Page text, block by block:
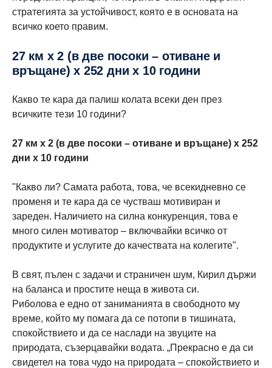
стратегията за устойчивост, която е в основата на
всичко което правим.
27 км х 2 (в две посоки – отиване и
връщане) х 252 дни х 10 години
Какво те кара да палиш колата всеки ден през
всичките тези 10 години?
27 км х 2 (в две посоки – отиване и връщaне) х 252
дни х 10 години
"Какво ли? Самата работа, това, че всекидневно се
променя и те кара да се чустваш мотивиран и
зареден. Наличието на силна конкуренция, това е
много силен мотиватор – включвайки всичко от
продуктите и услугите до качествата на колегите".
В свят, пълен с задачи и страничен шум, Кирил държи
на баланса и простите неща в живота си.
Риболова е едно от заниманията в свободното му
време, който му помага да се потопи в тишината,
спокойствието и да се наслади на звуците на
природата, съзерцавайки водата. „Прекрасно е да си
свидетел на това чудо на природата – спокойствието и